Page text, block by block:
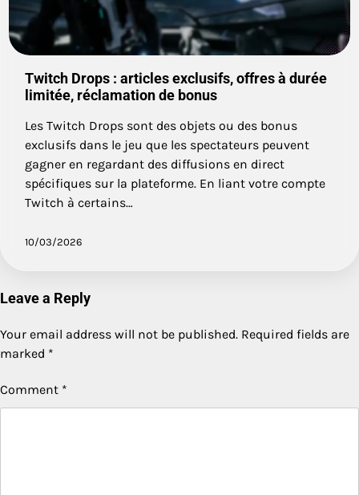
Twitch Drops : articles exclusifs, offres à durée
limitée, réclamation de bonus
Les Twitch Drops sont des objets ou des bonus
exclusifs dans le jeu que les spectateurs peuvent
gagner en regardant des diffusions en direct
spécifiques sur la plateforme. En liant votre compte
Twitch à certains…
10/03/2026
Leave a Reply
Your email address will not be published. Required fields are
marked *
Comment *